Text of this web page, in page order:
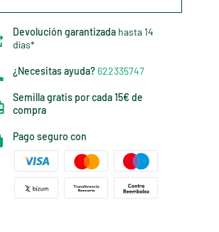
Devolución garantizada hasta 14
días*
¿Necesitas ayuda? 622335747
Semilla gratis por cada 15€ de
compra
Pago seguro con